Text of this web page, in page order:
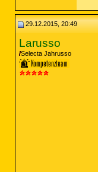
29.12.2015, 20:49
Larusso
Selecta Jahrusso